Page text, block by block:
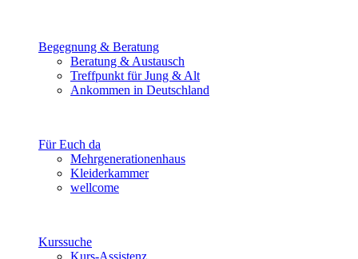
Begegnung & Beratung
Beratung & Austausch
Treffpunkt für Jung & Alt
Ankommen in Deutschland
Für Euch da
Mehrgenerationenhaus
Kleiderkammer
wellcome
Kurssuche
Kurs-Assistenz